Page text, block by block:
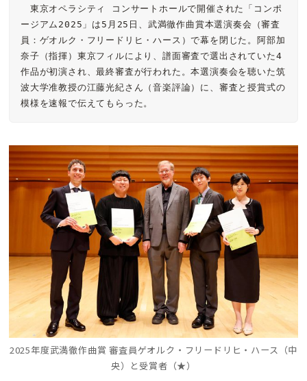
東京オペラシティ コンサートホールで開催された「コンポ
ージアム2025」は5月25日、武満徹作曲賞本選演奏会（審査
員：ゲオルク・フリードリヒ・ハース）で幕を閉じた。阿部加
奈子（指揮）東京フィルにより、譜面審査で選出されていた4
作品が初演され、最終審査が行われた。本選演奏会を聴いた筑
波大学准教授の江藤光紀さん（音楽評論）に、審査と授賞式の
模様を速報で伝えてもらった。
2025年度武満徹作曲賞 審査員ゲオルク・フリードリヒ・ハース（中
央）と受賞者（★）